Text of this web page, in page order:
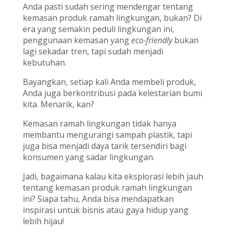
Anda pasti sudah sering mendengar tentang
kemasan produk ramah lingkungan, bukan? Di
era yang semakin peduli lingkungan ini,
penggunaan kemasan yangeco-friendlybukan
lagi sekadar tren, tapi sudah menjadi
kebutuhan.
Bayangkan, setiap kali Anda membeli produk,
Anda juga berkontribusi pada kelestarian bumi
kita. Menarik, kan?
Kemasan ramah lingkungan tidak hanya
membantu mengurangi sampah plastik, tapi
juga bisa menjadi daya tarik tersendiri bagi
konsumen yang sadar lingkungan.
Jadi, bagaimana kalau kita eksplorasi lebih jauh
tentang kemasan produk ramah lingkungan
ini? Siapa tahu, Anda bisa mendapatkan
inspirasi untuk bisnis atau gaya hidup yang
lebih hijau!